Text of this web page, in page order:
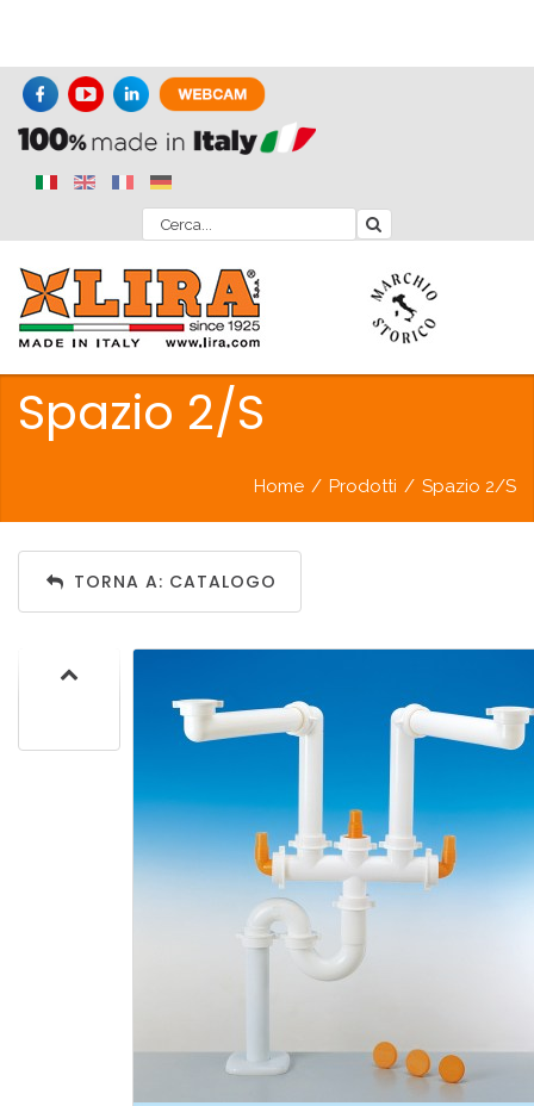
Spazio 2/S
Home / Prodotti / Spazio 2/S
TORNA A: CATALOGO